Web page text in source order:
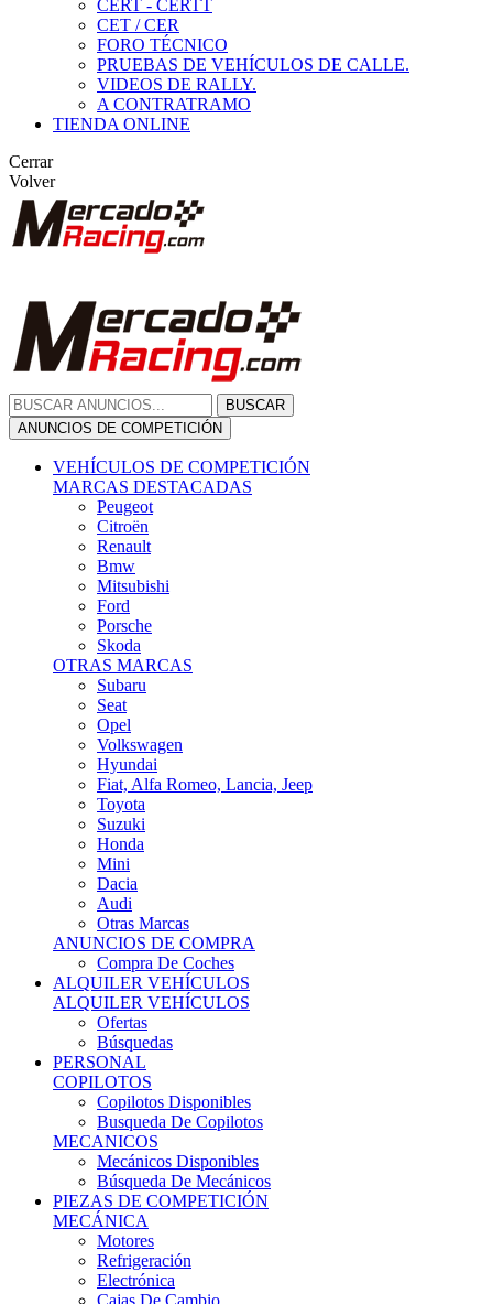
CERT - CERTT
CET / CER
FORO TÉCNICO
PRUEBAS DE VEHÍCULOS DE CALLE.
VIDEOS DE RALLY.
A CONTRATRAMO
TIENDA ONLINE
Cerrar
Volver
BUSCAR
ANUNCIOS DE COMPETICIÓN
VEHÍCULOS DE COMPETICIÓN
MARCAS DESTACADAS
Peugeot
Citroën
Renault
Bmw
Mitsubishi
Ford
Porsche
Skoda
OTRAS MARCAS
Subaru
Seat
Opel
Volkswagen
Hyundai
Fiat, Alfa Romeo, Lancia, Jeep
Toyota
Suzuki
Honda
Mini
Dacia
Audi
Otras Marcas
ANUNCIOS DE COMPRA
Compra De Coches
ALQUILER VEHÍCULOS
ALQUILER VEHÍCULOS
Ofertas
Búsquedas
PERSONAL
COPILOTOS
Copilotos Disponibles
Busqueda De Copilotos
MECANICOS
Mecánicos Disponibles
Búsqueda De Mecánicos
PIEZAS DE COMPETICIÓN
MECÁNICA
Motores
Refrigeración
Electrónica
Cajas De Cambio
Sistemas De Escape